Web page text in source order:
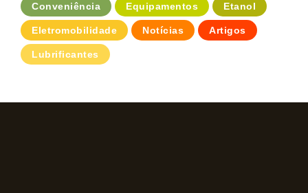
Conveniência Equipamentos Etanol
Eletromobilidade Notícias Artigos
Lubrificantes